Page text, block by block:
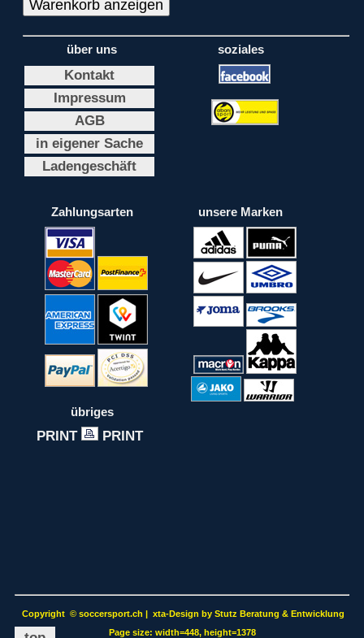
über uns
Kontakt
Impressum
AGB
in eigener Sache
Ladengeschäft
soziales
Zahlungsarten unsere Marken
übriges
PRINT PRINT
Copyright © soccersport.ch | xta-Design by Stutz Beratung & Entwicklung
Page size: width=448, height=1378